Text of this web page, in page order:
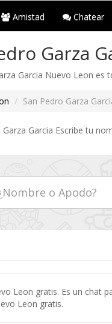
Amistad Chatear
Garza
Garcia Nuevo Leon
San Pedro Garza
Garcia Escribe tu
Leon gratis. Es un
Leon gratis.